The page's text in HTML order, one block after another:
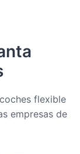
flexible
empresas de